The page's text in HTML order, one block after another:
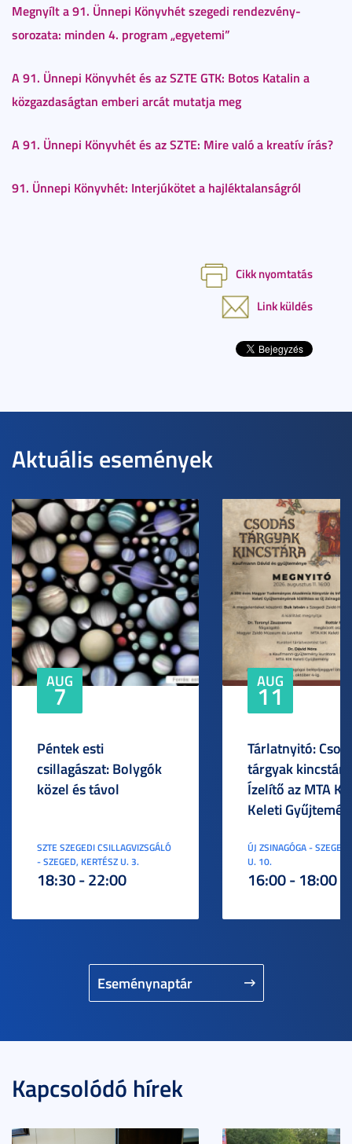
Megnyílt a 91. Ünnepi Könyvhét szegedi rendezvény-
sorozata: minden 4. program „egyetemi”
A 91. Ünnepi Könyvhét és az SZTE GTK: Botos Katalin a
közgazdaságtan emberi arcát mutatja meg
A 91. Ünnepi Könyvhét és az SZTE: Mire való a kreatív írás?
91. Ünnepi Könyvhét: Interjúkötet a hajléktalanságról
Cikk nyomtatás
Link küldés
Aktuális események
Eseménynaptár
AUG
7
Péntek esti
csillagászat: Bolygók
közel és távol
SZTE SZEGEDI CSILLAGVIZSGÁLÓ
- SZEGED, KERTÉSZ U. 3.
18:30 - 22:00
AUG
11
Tárlatnyitó:
tárgyak
Ízelítő az MTA
Keleti
ÚJ ZSINAGÓGA -
U. 10.
16:00 - 18:00
Kapcsolódó hírek